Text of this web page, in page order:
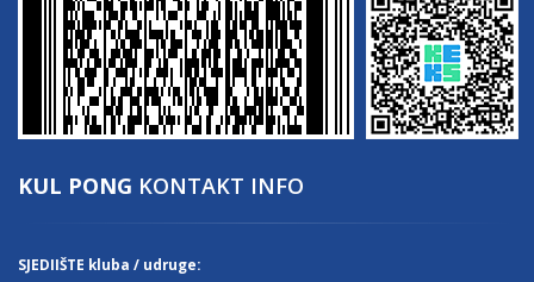
KUL PONG KONTAKT INFO
SJEDIIŠTE kluba / udruge: